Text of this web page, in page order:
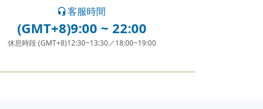
客服時間
(GMT+8)9:00 ~ 22:00
休息時段 (GMT+8)12:30~13:30／18:00~19:00